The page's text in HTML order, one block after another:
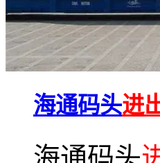
海通码头进
海通码头